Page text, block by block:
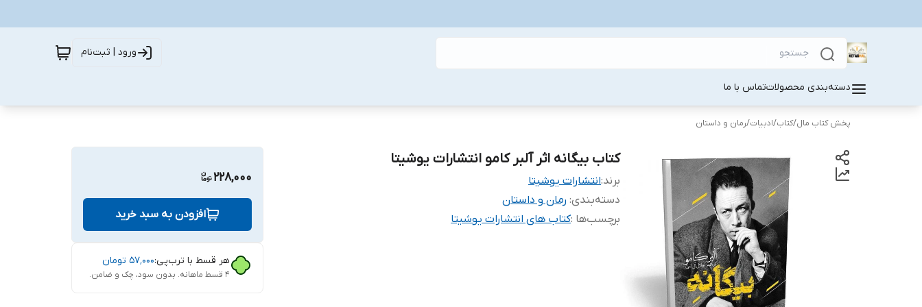
ورود | ثبت‌نام
دسته‌بندی محصولاتتماس با ما
پخش کتاب مال/کتاب/ادبیات/رمان و داستان
کتاب بیگانه اثر آلبر کامو انتشارات یوشیتا
برند:انتشارات یوشیتا
دسته‌بندی: رمان و داستان
برچسب‌ها :کتاب های انتشارات یوشیتا
228,000
افزودن به سبد خرید
هر قسط با ترب‌پی:۵۷٬۰۰۰ تومان
۴ قسط ماهانه. بدون سود، چک و ضامن.